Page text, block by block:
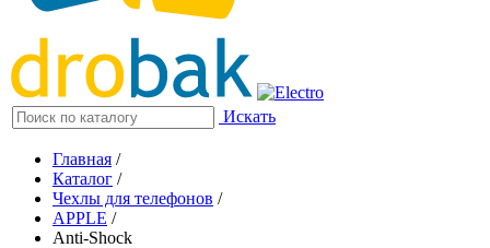
Искать
Главная /
Каталог /
Чехлы для телефонов /
APPLE /
Anti-Shock